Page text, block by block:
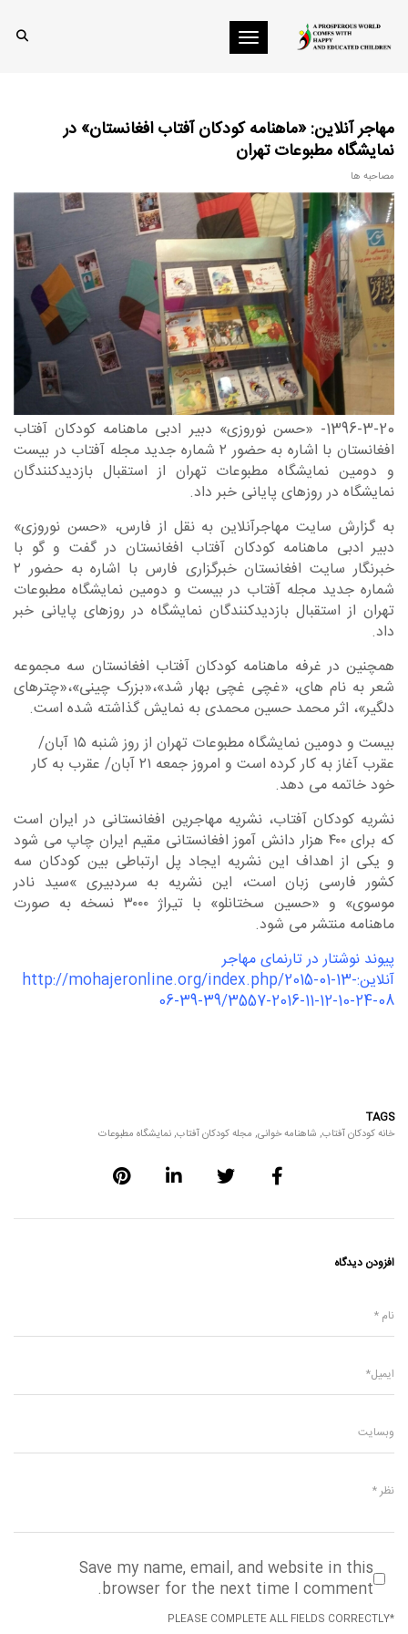
Toggle navigation
مهاجر آنلاین: «ماهنامه کودکان آفتاب افغانستان» در
نمایشگاه مطبوعات تهران
مصاحبه ها
1396-3-20- «حسن نوروزی» دبیر ادبی ماهنامه کودکان آفتاب
افغانستان با اشاره به حضور ۲ شماره جدید مجله آفتاب در بیست
و دومین نمایشگاه مطبوعات تهران از استقبال بازدیدکنندگان
نمایشگاه در روزهای پایانی خبر داد.
به گزارش سایت مهاجرآنلاین به نقل از فارس، «حسن نوروزی»
دبیر ادبی ماهنامه کودکان آفتاب افغانستان در گفت و گو با
خبرنگار سایت افغانستان خبرگزاری فارس با اشاره به حضور ۲
شماره جدید مجله آفتاب در بیست و دومین نمایشگاه مطبوعات
تهران از استقبال بازدیدکنندگان نمایشگاه در روزهای پایانی خبر
داد.
همچنین در غرفه ماهنامه کودکان آفتاب افغانستان سه مجموعه
شعر به نام های، «غچی غچی بهار شد»،«بزرک چینی»،«چترهای
دلگیر»، اثر محمد حسین محمدی به نمایش گذاشته شده است.
بیست و دومین نمایشگاه مطبوعات تهران از روز شنبه ۱۵ آبان/
عقرب آغاز به کار کرده است و امروز جمعه ۲۱ آبان/ عقرب به کار
خود خاتمه می دهد.
نشریه کودکان آفتاب، نشریه مهاجرین افغانستانی در ایران است
که برای ۴۰۰ هزار دانش آموز افغانستانی مقیم ایران چاپ می شود
و یکی از اهداف این نشریه ایجاد پل ارتباطی بین کودکان سه
کشور فارسی زبان است، این نشریه به سردبیری »سید نادر
موسوی» و «حسین سختانلو» با تیراژ ۳۰۰۰ نسخه به صورت
ماهنامه منتشر می شود.
پیوند نوشتار در تارنمای مهاجر
آنلاین:http://mohajeronline.org/index.php/2015-01-13-
06-39-39/3557-2016-11-12-10-24-08
TAGS
خانه کودکان آفتاب, شاهنامه خوانی, مجله کودکان آفتاب,نمایشگاه مطبوعات
افزودن دیدگاه
Save my name, email, and website in this
browser for the next time I comment.
*PLEASE COMPLETE ALL FIELDS CORRECTLY